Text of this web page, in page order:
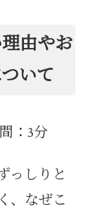
由やお
いて
：3分
っしりと
、なぜこ